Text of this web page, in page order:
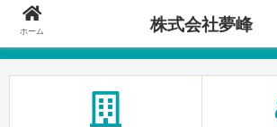
ホーム 株式会社夢峰